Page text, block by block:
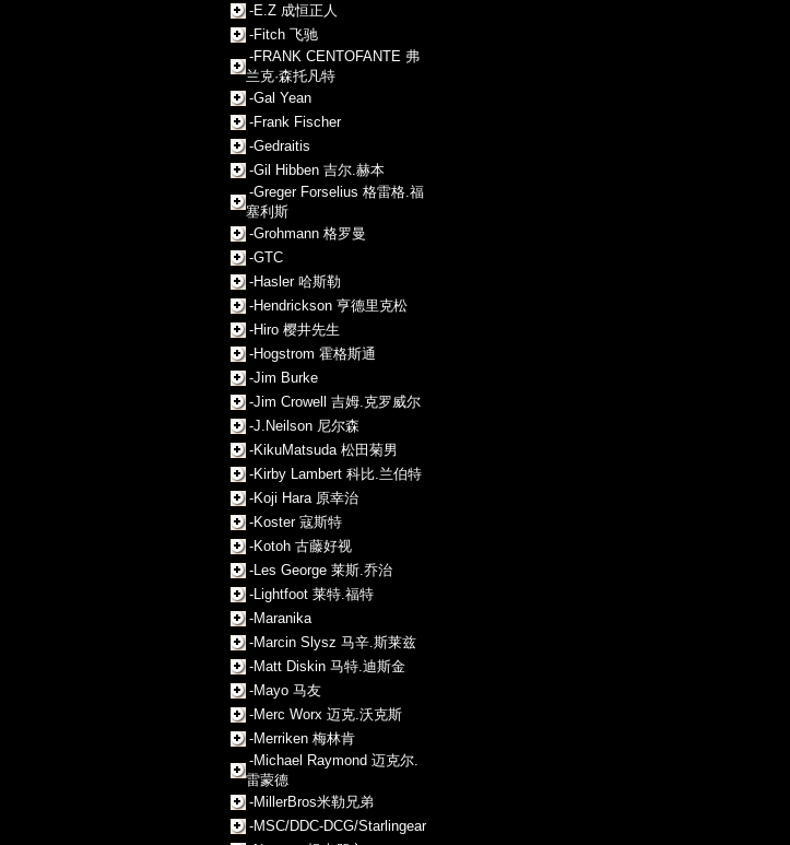
-E.Z 成恒正人
-Fitch 飞驰
-FRANK CENTOFANTE 弗
兰克·森托凡特
-Gal Yean
-Frank Fischer
-Gedraitis
-Gil Hibben 吉尔.赫本
-Greger Forselius 格雷格.福
塞利斯
-Grohmann 格罗曼
-GTC
-Hasler 哈斯勒
-Hendrickson 亨德里克松
-Hiro 樱井先生
-Hogstrom 霍格斯通
-Jim Burke
-Jim Crowell 吉姆.克罗威尔
-J.Neilson 尼尔森
-KikuMatsuda 松田菊男
-Kirby Lambert 科比.兰伯特
-Koji Hara 原幸治
-Koster 寇斯特
-Kotoh 古藤好视
-Les George 莱斯.乔治
-Lightfoot 莱特.福特
-Maranika
-Marcin Slysz 马辛.斯莱兹
-Matt Diskin 马特.迪斯金
-Mayo 马友
-Merc Worx 迈克.沃克斯
-Merriken 梅林肯
-Michael Raymond 迈克尔.
雷蒙德
-MillerBros米勒兄弟
-MSC/DDC-DCG/Starlingear